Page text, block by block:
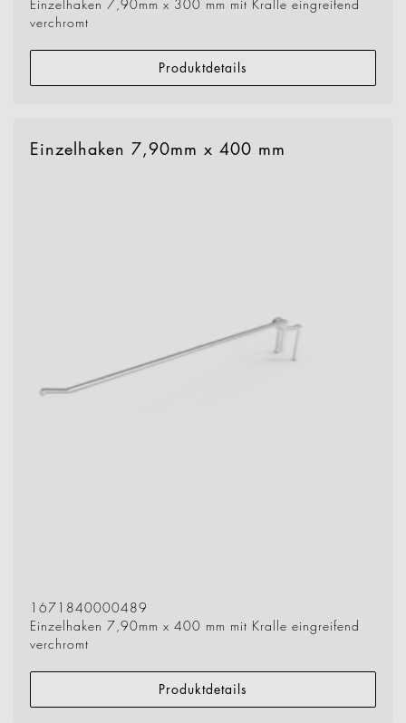
Einzelhaken 7,90mm x 300 mm mit Kralle eingreifend
verchromt
Produktdetails
Einzelhaken 7,90mm x 400 mm
1671840000489
Einzelhaken 7,90mm x 400 mm mit Kralle eingreifend
verchromt
Produktdetails